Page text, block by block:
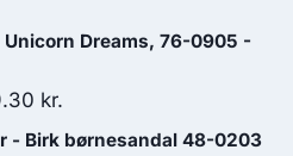
Dreams, 76-0905 -
kr.
aktuelle
- Birk børnesandal 48-0203